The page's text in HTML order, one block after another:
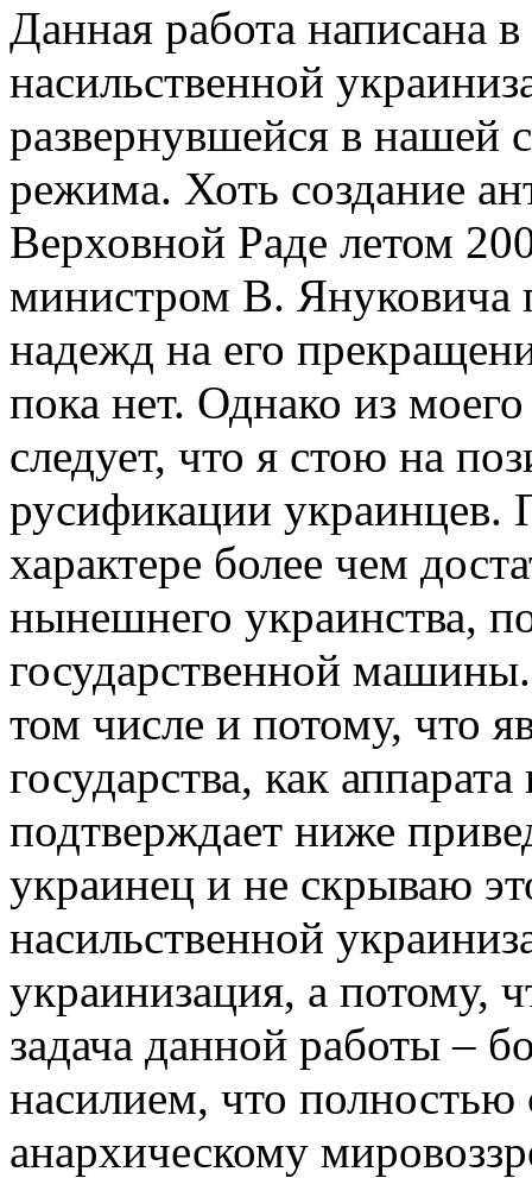
Данная работа написана
насильственной
развернувшейся в нашей
режима. Хоть создание
Верховной Раде летом
министром В. Януковича
надежд на его
пока нет. Однако из
следует, что я стою на
русификации украинцев.
характере более чем
нынешнего украинства,
государственной
том числе и потому, что
государства, как
подтверждает ниже
украинец и не скрываю
насильственной
украинизация, а потому,
задача данной работы –
насилием, что полностью
анархическому